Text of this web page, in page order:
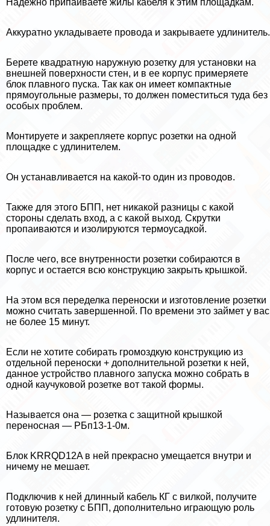
Надежно припаиваете жилы кабеля к этим площадкам.
Аккуратно укладываете провода и закрываете удлинитель.
Берете квадратную наружную розетку для установки на
внешней поверхности стен, и в ее корпус примеряете
блок плавного пуска. Так как он имеет компактные
прямоугольные размеры, то должен поместиться туда без
особых проблем.
Монтируете и закрепляете корпус розетки на одной
площадке с удлинителем.
Он устанавливается на какой-то один из проводов.
Также для этого БПП, нет никакой разницы с какой
стороны сделать вход, а с какой выход. Скрутки
пропаиваются и изолируются термоусадкой.
После чего, все внутренности розетки собираются в
корпус и остается всю конструкцию закрыть крышкой.
На этом вся переделка переноски и изготовление розетки
можно считать завершенной. По времени это займет у вас
не более 15 минут.
Если не хотите собирать громоздкую конструкцию из
отдельной переноски + дополнительной розетки к ней,
данное устройство плавного запуска можно собрать в
одной каучуковой розетке вот такой формы.
Называется она — розетка с защитной крышкой
переносная — РБп13-1-0м.
Блок KRRQD12A в ней прекрасно умещается внутри и
ничему не мешает.
Подключив к ней длинный кабель КГ с вилкой, получите
готовую розетку с БПП, дополнительно играющую роль
удлинителя.